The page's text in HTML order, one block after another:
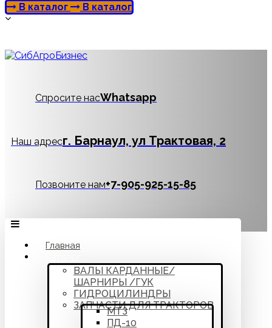
В каталог
В каталог
Спросите насWhatsapp
Наш адресг. Барнаул, ул Трактовая, 2
Позвоните нам‪+7-905-925-15-85
Главная
ВАЛЫ КАРДАННЫЕ/
ШАРНИРЫ /ГУК
ГИДРОЦИЛИНДРЫ
ЗАПЧАСТИ ДЛЯ ТРАКТОРОВ
МТЗ
ПД-10